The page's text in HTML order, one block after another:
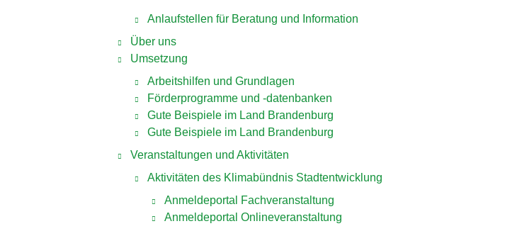
Anlaufstellen für Beratung und Information
Über uns
Umsetzung
Arbeitshilfen und Grundlagen
Förderprogramme und -datenbanken
Gute Beispiele im Land Brandenburg
Gute Beispiele im Land Brandenburg
Veranstaltungen und Aktivitäten
Aktivitäten des Klimabündnis Stadtentwicklung
Anmeldeportal Fachveranstaltung
Anmeldeportal Onlineveranstaltung